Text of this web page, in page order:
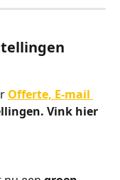
Offerte, E-mail
Vink hier